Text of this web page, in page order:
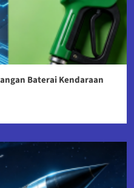
Baterai Kendaraan